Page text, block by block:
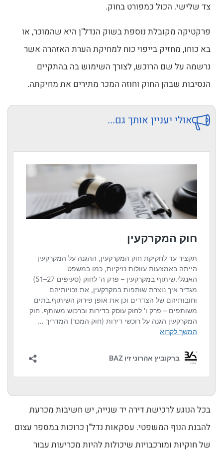
צד שלישי. הכול כמפורט בחוק.
פרקטיקה מקובלת נוספת בשוק הנדל"ן היא שהמוכר, או
בא כוחו, מחזיק בייפוי כוח למחיקת הערת האזהרה אשר
נרשמה על שם הרוכש, לצורך השימוש בה בהתקיים
הנסיבות שבהן החוק וחוזה המכר מתירים את מחיקתה.
אולי יעניין אותך גם...
בכל הנוגע לרכישת דירה יד שנייה, יש חשיבות מכרעת
להבנת הנוף המשפטי. עסקאות נדל"ן כרוכות במספר עצום
של חוקיות ומורכבויות שיכולות להיות מכריעות עבור